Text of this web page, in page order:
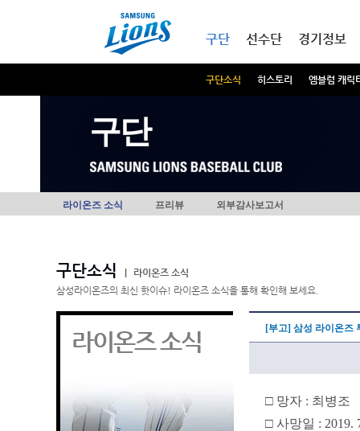
구단
구단소식 히스토리 엠블럼 캐릭
선수단 경기정보
구단
라이온즈 소식 프리뷰 외부감사보고서
구단소식
라이온즈 소식
삼성라이온즈의 최신 핫이슈! 라이온즈 소식을 통해 확인해 보세요.
라이온즈 소식 [부고] 삼성 라이온즈
□ 망자 : 최병조
□ 사망일 : 2019.